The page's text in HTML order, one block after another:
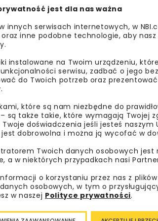
Polski skomunikowano z Wiedniem
alpejskich pokusili się o
Kocierską, Żywiec i Słowację.
Cesarskim (Kaiser-Chaussee,
Galicji. Jest to najstarsza
jest dla nas ważna
innych serwisach internetowych, w
inne podobne technologie, aby
instalowane na Twoim urządzeniu,
serwisu, zadbać o jego
do Twoich potrzeb oraz
które są nam niezbędne do
są także takie, które wymagają Twojej
doświadczenia jeśli jesteś naszym
dobrowolna i można ją wycofać w
Twoich danych osobowych jest
a w niektórych przypadkach nasi
o korzystaniu przez nas z
osobowych, w tym o
w naszej Polityce prywatności.